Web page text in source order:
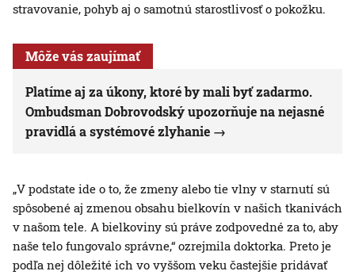
stravovanie, pohyb aj o samotnú starostlivosť o pokožku.
Môže vás zaujímať
Platíme aj za úkony, ktoré by mali byť zadarmo.
Ombudsman Dobrovodský upozorňuje na nejasné
pravidlá a systémové zlyhanie
„V podstate ide o to, že zmeny alebo tie vlny v starnutí sú
spôsobené aj zmenou obsahu bielkovín v našich tkanivách
v našom tele. A bielkoviny sú práve zodpovedné za to, aby
naše telo fungovalo správne,“ ozrejmila doktorka. Preto je
podľa nej dôležité ich vo vyššom veku častejšie pridávať